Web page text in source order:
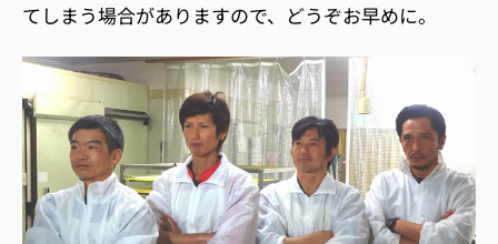
てしまう場合がありますので、どうぞお早めに。